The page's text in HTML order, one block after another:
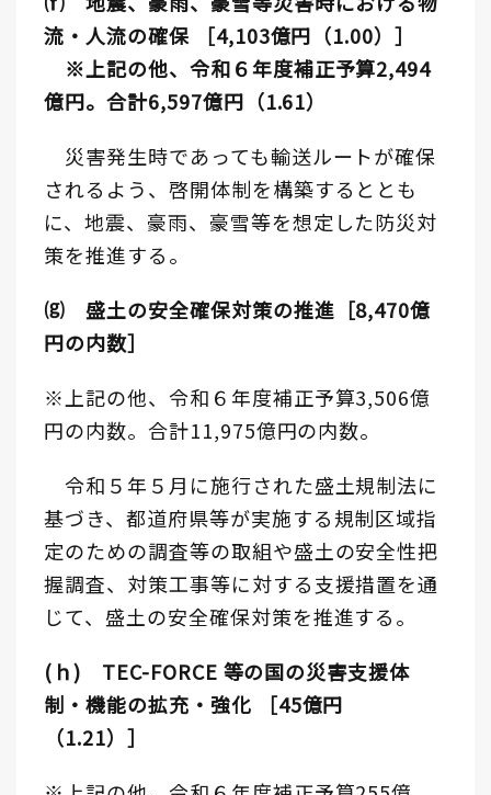
流・人流の確保 ［4,103億円（1.00）］
※上記の他、令和６年度補正予算2,494
億円。合計6,597億円（1.61）
災害発生時であっても輸送ルートが確保
されるよう、啓開体制を構築するととも
に、地震、豪雨、豪雪等を想定した防災対
策を推進する。
⒢ 盛土の安全確保対策の推進［8,470億
円の内数］
※上記の他、令和６年度補正予算3,506億
円の内数。合計11,975億円の内数。
令和５年５月に施行された盛土規制法に
基づき、都道府県等が実施する規制区域指
定のための調査等の取組や盛土の安全性把
握調査、対策工事等に対する支援措置を通
じて、盛土の安全確保対策を推進する。
(ｈ) TEC-FORCE 等の国の災害支援体
制・機能の拡充・強化 ［45億円
（1.21）］